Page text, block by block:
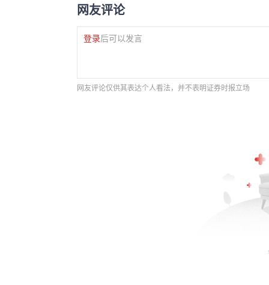
网友评论
登录后可以发言
网友评论仅供其表达个人看法，并不表明证券时报立场